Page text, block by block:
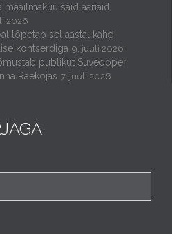
aariaid
2026
lõpetab sel aastal kahe
kontserdiga 9. juuli 2026
publikut Suveooper
Raekojas 7. juuli 2026